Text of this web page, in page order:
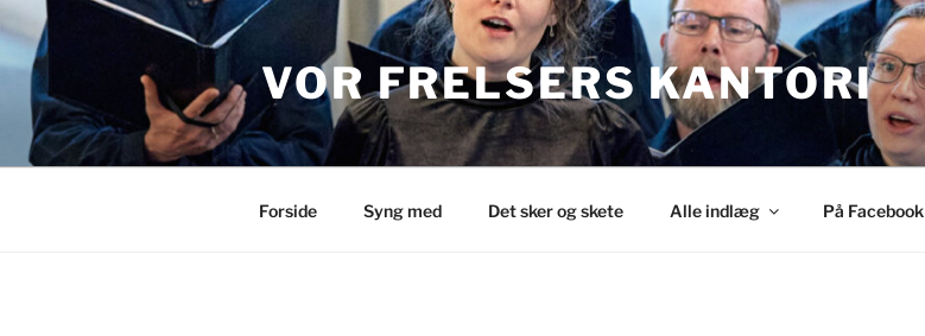
Videre
til
indhold
VOR FRELSERS KANTORI
Forside Syng med Det sker og skete Alle indlæg På Facebook